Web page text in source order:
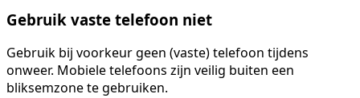
Gebruik vaste telefoon niet
Gebruik bij voorkeur geen (vaste) telefoon tijdens
onweer. Mobiele telefoons zijn veilig buiten een
bliksemzone te gebruiken.